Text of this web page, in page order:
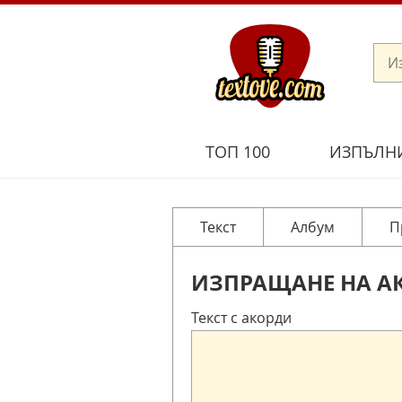
ТОП 100
Текст Албум
ИЗПРАЩАНЕ НА
Текст с акорди